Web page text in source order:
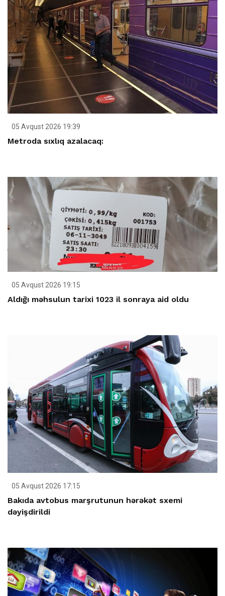
05 Avqust 2026 19:39
Metroda sıxlıq azalacaq:
05 Avqust 2026 19:15
Aldığı məhsulun tarixi 1023 il sonraya aid oldu
05 Avqust 2026 17:15
Bakıda avtobus marşrutunun hərəkət sxemi
dəyişdirildi